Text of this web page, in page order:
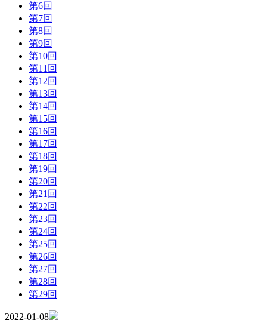
第6回
第7回
第8回
第9回
第10回
第11回
第12回
第13回
第14回
第15回
第16回
第17回
第18回
第19回
第20回
第21回
第22回
第23回
第24回
第25回
第26回
第27回
第28回
第29回
2022-01-08